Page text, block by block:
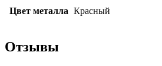
Цвет металла Красный
Отзывы